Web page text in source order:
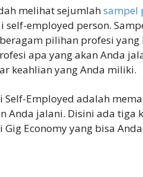
melihat sejumlahsampel
self-employed person.
pilihan profesi yang
apa yang akan Anda
keahlian yang Anda miliki.
Employed adalah
Anda jalani. Disini ada tiga
Economy yang bisa Anda